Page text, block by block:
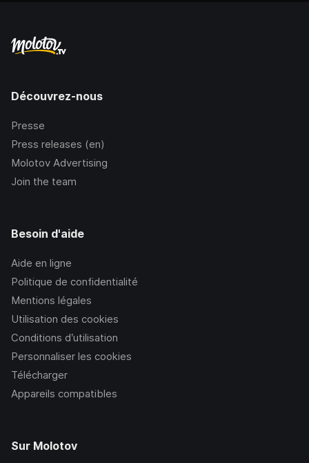
Découvrez-nous
Presse
Press releases (en)
Molotov Advertising
Join the team
Besoin d'aide
Aide en ligne
Politique de confidentialité
Mentions légales
Utilisation des cookies
Conditions d’utilisation
Personnaliser les cookies
Télécharger
Appareils compatibles
Sur Molotov